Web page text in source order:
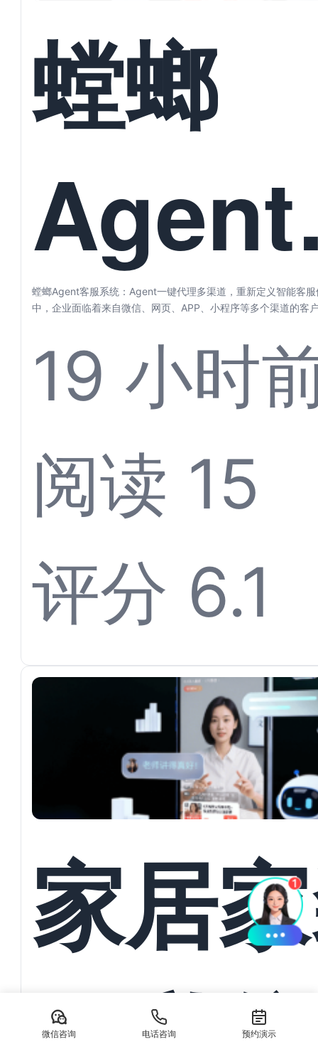
键代理
螳螂
服系统
键代
渠道
螳螂Agent客服系统：Agent一键代理多渠道，重新定义智能客
中，企业面临着来自微信、网页、APP、小程序等多个渠道的客
19 小时
阅读 15
评分 6.1
家居
微信咨询 电话咨询 预约演示